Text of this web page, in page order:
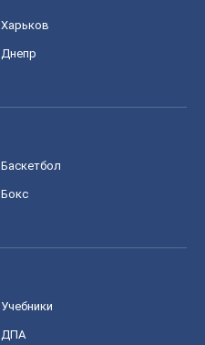
Харьков
Днепр
Баскетбол
Бокс
Учебники
ДПА